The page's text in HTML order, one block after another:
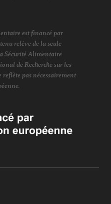
est financé par
relève de la seule
Sécurité Alimentaire
de Recherche sur les
pas nécessairement